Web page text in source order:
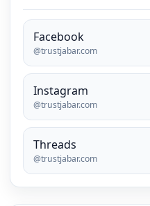
Facebook
@trustjabar.com
Instagram
@trustjabar.com
Threads
@trustjabar.com